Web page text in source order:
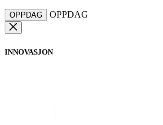
OPPDAG OPPDAG
INNOVASJON